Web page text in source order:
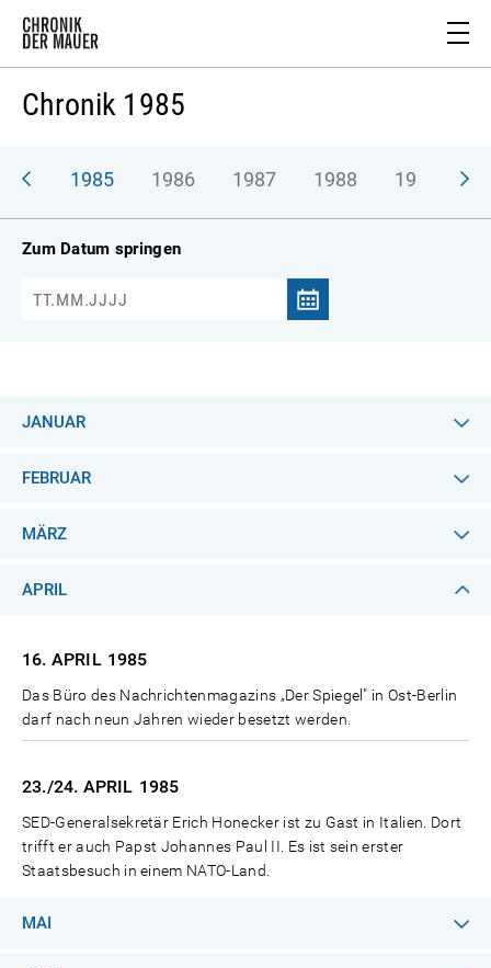
Chronik 1985
1985 1986 1987 1988 1989
Zum Datum springen
JANUAR
FEBRUAR
MÄRZ
APRIL
16. APRIL 1985
Das Büro des Nachrichtenmagazins „Der Spiegel" in Ost-Berlin
darf nach neun Jahren wieder besetzt werden.
23./24. APRIL 1985
SED-Generalsekretär Erich Honecker ist zu Gast in Italien. Dort
trifft er auch Papst Johannes Paul II. Es ist sein erster
Staatsbesuch in einem NATO-Land.
MAI